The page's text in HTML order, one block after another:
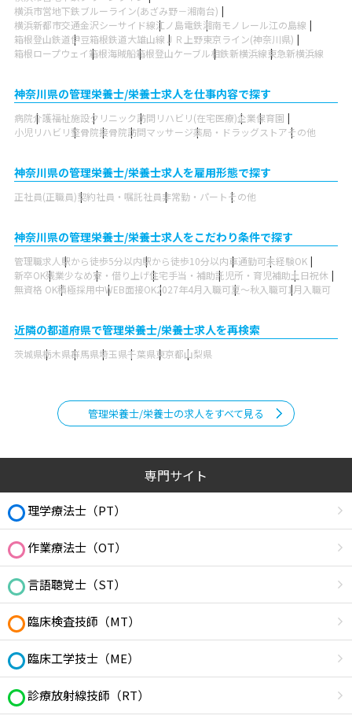
横浜市営地下鉄ブルーライン(あざみ野－湘南台)
横浜新都市交通金沢シーサイド線江ノ島電鉄湘南モノレール江の島線
箱根登山鉄道伊豆箱根鉄道大雄山線 ＪＲ上野東京ライン(神奈川県)
箱根ロープウェイ箱根海賊船箱根登山ケーブル相鉄新横浜線東急新横浜線
神奈川県の管理栄養士/栄養士求人を仕事内容で探す
病院介護福祉施設クリニック訪問リハビリ(在宅医療)企業保育園
小児リハビリ整骨院接骨院訪問マッサージ薬局・ドラッグストアその他
神奈川県の管理栄養士/栄養士求人を雇用形態で探す
正社員(正職員)契約社員・嘱託社員非常勤・パートその他
神奈川県の管理栄養士/栄養士求人をこだわり条件で探す
管理職求人 駅から徒歩5分以内駅から徒歩10分以内車通勤可未経験OK
新卒OK残業少なめ寮・借り上げ住宅手当・補助託児所・育児補助土日祝休
無資格 OK積極採用中WEB面接OK2027年4月入職可夏～秋入職可1月入職可
近隣の都道府県で管理栄養士/栄養士求人を再検索
茨城県栃木県群馬県埼玉県千葉県東京都山梨県
管理栄養士/栄養士の求人をすべて見る
専門サイト
理学療法士（PT）
作業療法士（OT）
言語聴覚士（ST）
臨床検査技師（MT）
臨床工学技士（ME）
診療放射線技師（RT）